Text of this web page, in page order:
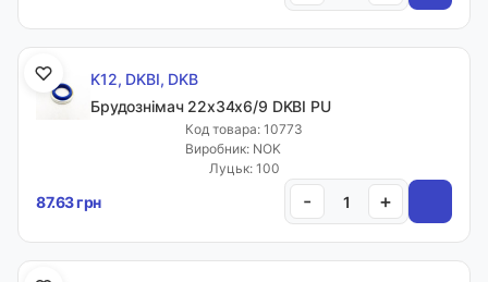
K12, DKBI, DKB
Брудознімач 22х34х6/9 DKBI PU
Код товара: 10773
Виробник: NOK
Луцьк: 100
87.63 грн - +